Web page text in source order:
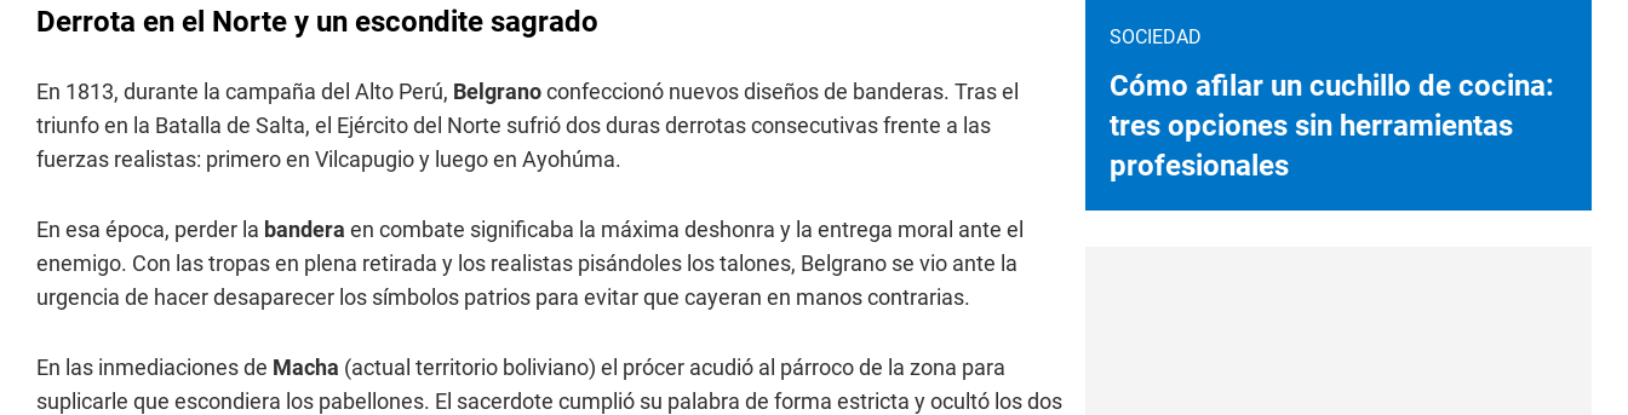
Derrota en el Norte y un escondite sagrado
En 1813, durante la campaña del Alto Perú, Belgranoconfeccionó nuevos diseños de banderas. Tras el
triunfo en la Batalla de Salta, el Ejército del Norte sufrió dos duras derrotas consecutivas frente a las
fuerzas realistas: primero en Vilcapugio y luego en Ayohúma.
En esa época, perder la bandera en combate significaba la máxima deshonra y la entrega moral ante el
enemigo. Con las tropas en plena retirada y los realistas pisándoles los talones, Belgrano se vio ante la
urgencia de hacer desaparecer los símbolos patrios para evitar que cayeran en manos contrarias.
En las inmediaciones de Macha (actual territorio boliviano) el prócer acudió al párroco de la zona para
suplicarle que escondiera los pabellones. El sacerdote cumplió su palabra de forma estricta y ocultó los dos
SOCIEDAD
Cómo afilar un cuchillo de cocina:
tres opciones sin herramientas
profesionales